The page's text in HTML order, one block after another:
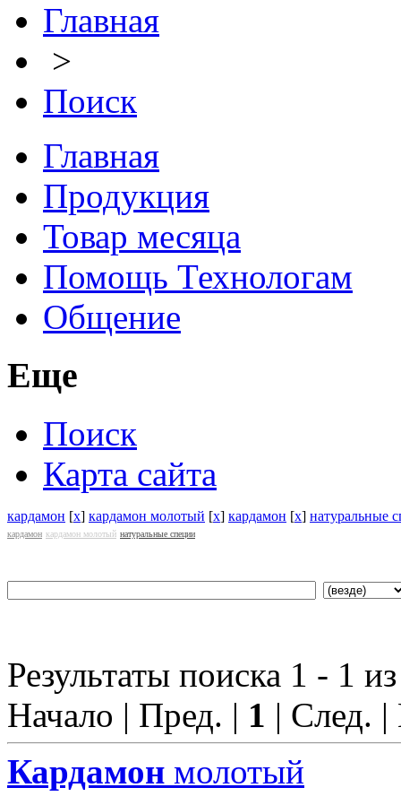
Главная
>
Поиск
Главная
Продукция
Товар месяца
Помощь Технологам
Общение
Еще
Поиск
Карта сайта
кардамон [x] кардамон молотый [x] кардамон [x] натуральные
кардамон кардамон молотый натуральные специи
Результаты поиска 1 - 1
Начало | Пред. | 1 | След.
Кардамон молотый